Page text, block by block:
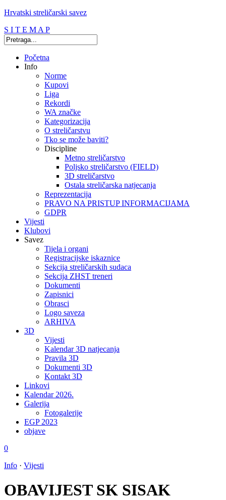
Hrvatski streličarski savez
S I T E M A P
Početna
Info
Norme
Kupovi
Liga
Rekordi
WA značke
Kategorizacija
O streličarstvu
Tko se može baviti?
Discipline
Metno streličarstvo
Poljsko streličarstvo (FIELD)
3D streličarstvo
Ostala streličarska natjecanja
Reprezentacija
PRAVO NA PRISTUP INFORMACIJAMA
GDPR
Vijesti
Klubovi
Savez
Tijela i organi
Registracijske iskaznice
Sekcija streličarskih sudaca
Sekcija ZHST treneri
Dokumenti
Zapisnici
Obrasci
Logo saveza
ARHIVA
3D
Vijesti
Kalendar 3D natjecanja
Pravila 3D
Dokumenti 3D
Kontakt 3D
Linkovi
Kalendar 2026.
Galerija
Fotogalerije
EGP 2023
objave
0
Info · Vijesti
OBAVIJEST SK SISAK